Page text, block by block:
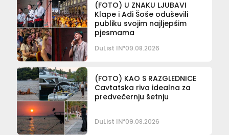
(FOTO) U ZNAKU LJUBAVI
Klape i Adi Šoše oduševili
publiku svojim najljepšim
pjesmama
DuList IN 09.08.2026
(FOTO) KAO S RAZGLEDNICE
Cavtatska riva idealna za
predvečernju šetnju
DuList IN 09.08.2026